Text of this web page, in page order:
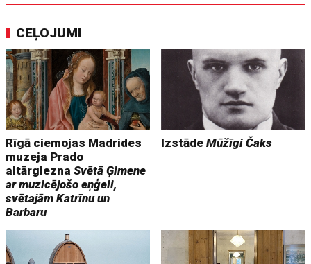
CEĻOJUMI
Rīgā ciemojas Madrides
muzeja Prado
altārgleznaSvētā Ģimene
ar muzicējošo eņģeli,
svētajām Katrīnu un
Barbaru
IzstādeMūžīgi Čaks